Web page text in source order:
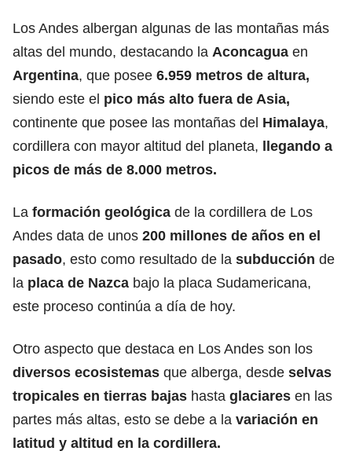
Los Andes albergan algunas de las montañas más
altas del mundo, destacando la Aconcagua en
Argentina, que posee 6.959 metros de altura,
siendo este el pico más alto fuera de Asia,
continente que posee las montañas del Himalaya,
cordillera con mayor altitud del planeta, llegando a
picos de más de 8.000 metros.
La formación geológica de la cordillera de Los
Andes data de unos 200 millones de años en el
pasado, esto como resultado de la subducción de
la placa de Nazca bajo la placa Sudamericana,
este proceso continúa a día de hoy.
Otro aspecto que destaca en Los Andes son los
diversos ecosistemas que alberga, desde selvas
tropicales en tierras bajas hasta glaciares en las
partes más altas, esto se debe a la variación en
latitud y altitud en la cordillera.